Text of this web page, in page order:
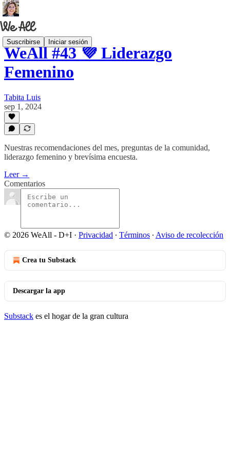
Suscribirse Iniciar sesión
WeAll #43 💜 Liderazgo
Femenino
Tabita Luis
sep 1, 2024
Nuestras recomendaciones del mes, preguntas de la comunidad,
liderazgo femenino y brevísima encuesta.
Leer →
Comentarios
© 2026 WeAll - D+I · Privacidad ∙ Términos ∙ Aviso de recolección
Crea tu Substack
Descargar la app
Substack es el hogar de la gran cultura